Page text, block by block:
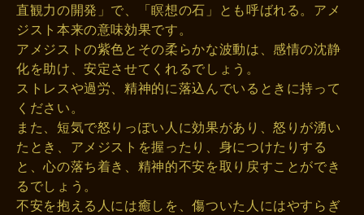
直観力の開発」で、「瞑想の石」とも呼ばれる。アメ
ジスト本来の意味効果です。
アメジストの紫色とその柔らかな波動は、感情の沈静
化を助け、安定させてくれるでしょう。
ストレスや過労、精神的に落込んでいるときに持って
ください。
また、短気で怒りっぽい人に効果があり、怒りが湧い
たとき、アメジストを握ったり、身につけたりする
と、心の落ち着き、精神的不安を取り戻すことができ
るでしょう。
不安を抱える人には癒しを、傷ついた人にはやすらぎ